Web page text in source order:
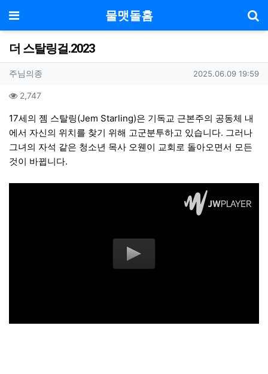
메뉴 물맷돌홈
더 스탈링걸.2023
작성자 정보
주님의종 작성일
2025.06.09 19:59
컨텐츠 정보
2,747조회
본문
17세의 젬 스탈링(Jem Starling)은 기독교 근본주의 공동체 내
에서 자신의 위치를 찾기 위해 고군분투하고 있습니다. 그러나
그녀의 자석 같은 청소년 목사 오웬이 교회로 돌아오면서 모든
것이 바뀝니다.